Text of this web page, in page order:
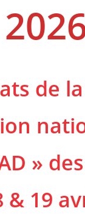
de
»
& 19